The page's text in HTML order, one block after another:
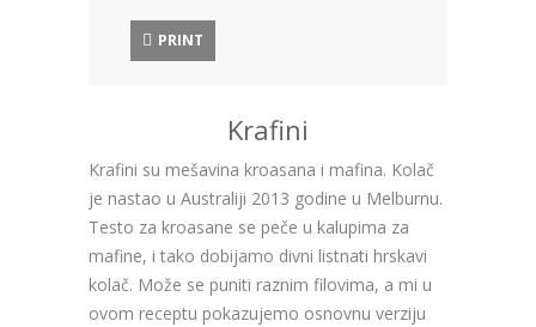
PRINT
Krafini
Krafini su mešavina kroasana i mafina. Kolač
je nastao u Australiji 2013 godine u Melburnu.
Testo za kroasane se peče u kalupima za
mafine, i tako dobijamo divni listnati hrskavi
kolač. Može se puniti raznim filovima, a mi u
ovom receptu pokazujemo osnovnu verziju